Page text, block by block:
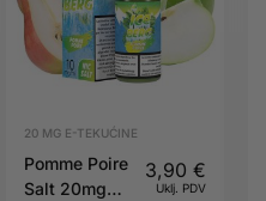
20 MG E-TEKUĆINE
Pomme Poire
Salt 20mg
3,90 €
Uklj. PDV